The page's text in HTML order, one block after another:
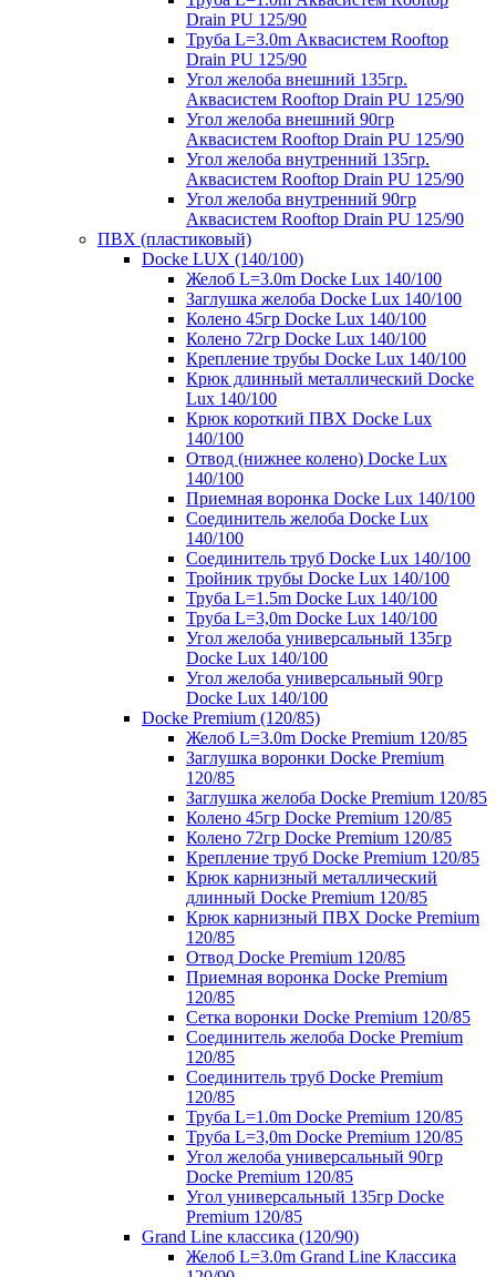
Drain PU 125/90
Труба L=3.0m Аквасистем Rooftop
Drain PU 125/90
Угол желоба внешний 135гр.
Аквасистем Rooftop Drain PU 125/90
Угол желоба внешний 90гр
Аквасистем Rooftop Drain PU 125/90
Угол желоба внутренний 135гр.
Аквасистем Rooftop Drain PU 125/90
Угол желоба внутренний 90гр
Аквасистем Rooftop Drain PU 125/90
ПВХ (пластиковый)
Docke LUX (140/100)
Желоб L=3.0m Docke Lux 140/100
Заглушка желоба Docke Lux 140/100
Колено 45гр Docke Lux 140/100
Колено 72гр Docke Lux 140/100
Крепление трубы Docke Lux 140/100
Крюк длинный металлический Docke
Lux 140/100
Крюк короткий ПВХ Docke Lux
140/100
Отвод (нижнее колено) Docke Lux
140/100
Приемная воронка Docke Lux 140/100
Соединитель желоба Docke Lux
140/100
Соединитель труб Docke Lux 140/100
Тройник трубы Docke Lux 140/100
Труба L=1.5m Docke Lux 140/100
Труба L=3,0m Docke Lux 140/100
Угол желоба универсальный 135гр
Docke Lux 140/100
Угол желоба универсальный 90гр
Docke Lux 140/100
Docke Premium (120/85)
Желоб L=3.0m Docke Premium 120/85
Заглушка воронки Docke Premium
120/85
Заглушка желоба Docke Premium 120/85
Колено 45гр Docke Premium 120/85
Колено 72гр Docke Premium 120/85
Крепление труб Docke Premium 120/85
Крюк карнизный металлический
длинный Docke Premium 120/85
Крюк карнизный ПВХ Docke Premium
120/85
Отвод Docke Premium 120/85
Приемная воронка Docke Premium
120/85
Сетка воронки Docke Premium 120/85
Соединитель желоба Docke Premium
120/85
Соединитель труб Docke Premium
120/85
Труба L=1.0m Docke Premium 120/85
Труба L=3,0m Docke Premium 120/85
Угол желоба универсальный 90гр
Docke Premium 120/85
Угол универсальный 135гр Docke
Premium 120/85
Grand Line классика (120/90)
Желоб L=3.0m Grand Line Классика